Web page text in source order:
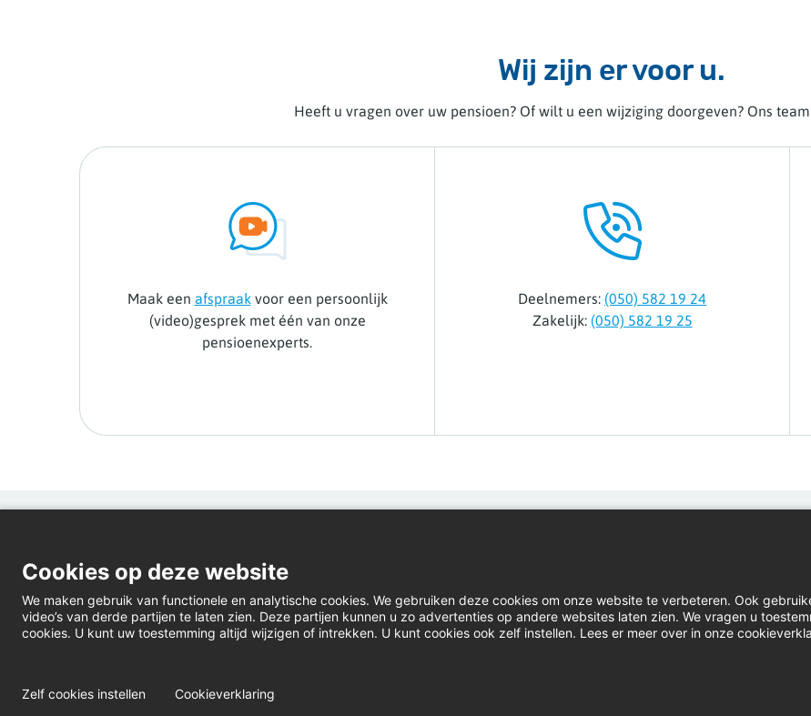
Wij zijn er voor u.
Heeft u vragen over uw pensioen? Of wilt u een wijziging doorgeven? Ons
Maak een afspraakvoor een persoonlijk
(video)gesprek met één van onze
pensioenexperts.
Deelnemers: (050) 582 19 24
Zakelijk: (050) 582 19 25
Actueel
Video's
Cookies op deze website
We maken gebruik van functionele en analytische cookies. We gebruiken deze cookies om onze website te verbeteren. Ook
video’s van derde partijen te laten zien. Deze partijen kunnen u zo advertenties op andere websites laten zien. We vragen u
cookies. U kunt uw toestemming altijd wijzigen of intrekken. U kunt cookies ook zelf instellen. Lees er meer over in onze
Zelf cookies instellen Cookieverklaring